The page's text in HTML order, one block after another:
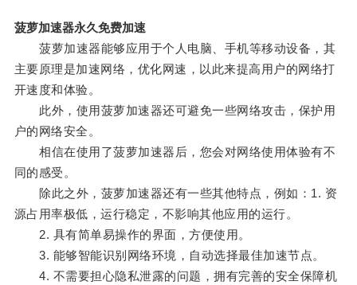
菠萝加速器永久免费加速
菠萝加速器能够应用于个人电脑、手机等移动设备，其
主要原理是加速网络，优化网速，以此来提高用户的网络打
开速度和体验。
此外，使用菠萝加速器还可避免一些网络攻击，保护用
户的网络安全。
相信在使用了菠萝加速器后，您会对网络使用体验有不
同的感受。
除此之外，菠萝加速器还有一些其他特点，例如：1. 资
源占用率极低，运行稳定，不影响其他应用的运行。
2. 具有简单易操作的界面，方便使用。
3. 能够智能识别网络环境，自动选择最佳加速节点。
4. 不需要担心隐私泄露的问题，拥有完善的安全保障机